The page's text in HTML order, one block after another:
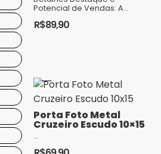
Potencial de Vendas: A
450ml é um item
R$89,90
Porta Foto Metal
Cruzeiro Escudo 10×15
...